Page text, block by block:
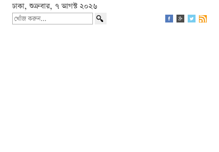
ঢাকা, শুক্রবার, ৭ আগস্ট ২০২৬